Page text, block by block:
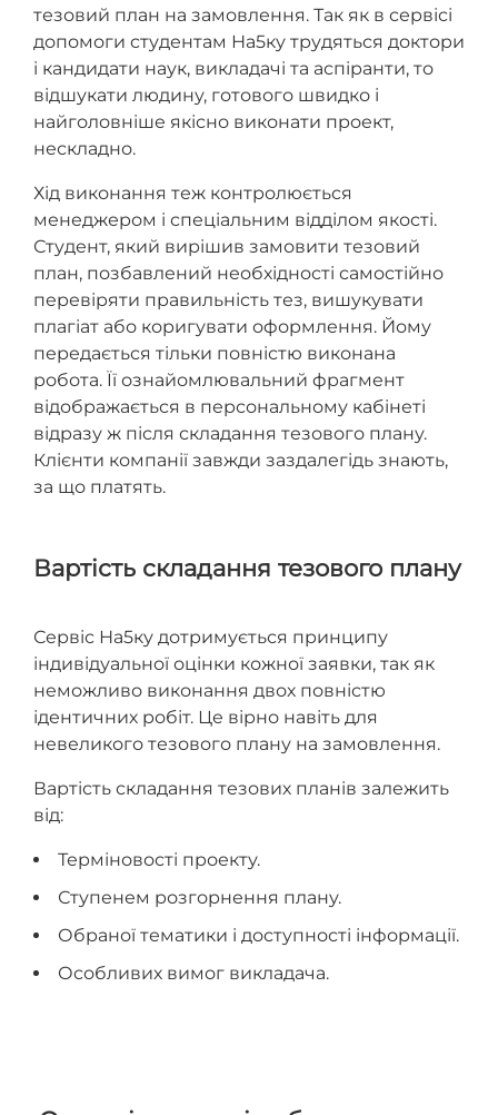
тезовий план на замовлення. Так як в сервісі
допомоги студентам На5ку трудяться доктори
і кандидати наук, викладачі та аспіранти, то
відшукати людину, готового швидко і
найголовніше якісно виконати проект,
нескладно.
Хід виконання теж контролюється
менеджером і спеціальним відділом якості.
Студент, який вирішив замовити тезовий
план, позбавлений необхідності самостійно
перевіряти правильність тез, вишукувати
плагіат або коригувати оформлення. Йому
передається тільки повністю виконана
робота. Її ознайомлювальний фрагмент
відображається в персональному кабінеті
відразу ж після складання тезового плану.
Клієнти компанії завжди заздалегідь знають,
за що платять.
Вартість складання тезового плану
Сервіс На5ку дотримується принципу
індивідуальної оцінки кожної заявки, так як
неможливо виконання двох повністю
ідентичних робіт. Це вірно навіть для
невеликого тезового плану на замовлення.
Вартість складання тезових планів залежить
від:
Терміновості проекту.
Ступенем розгорнення плану.
Обраної тематики і доступності інформації.
Особливих вимог викладача.